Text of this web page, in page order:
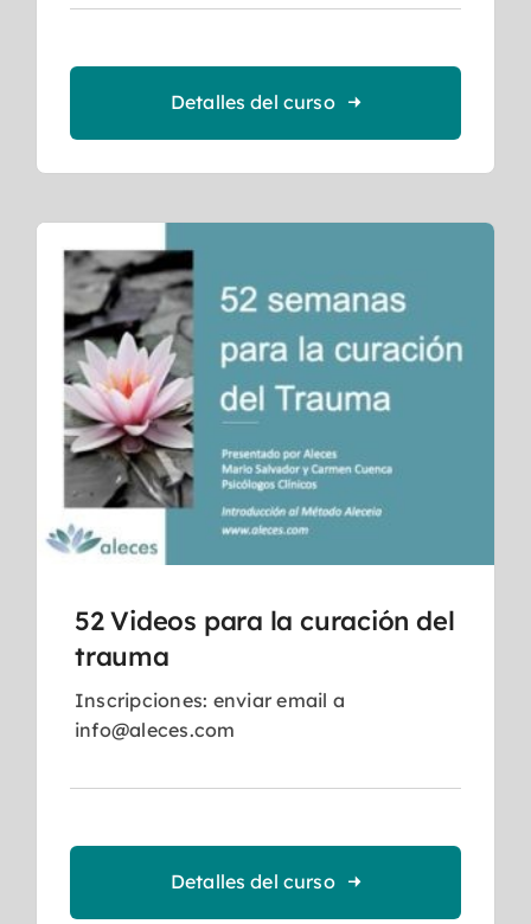
Detalles del curso
52 Videos para la curación del
trauma
Inscripciones: enviar email a
info@aleces.com
Detalles del curso